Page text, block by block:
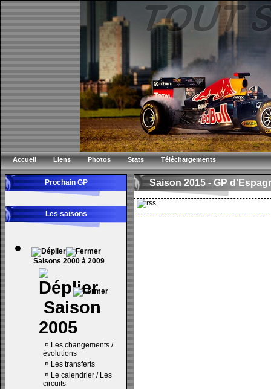
Accueil Liens Photos Stats Téléchargements
Prochain GP
Les saisons
Saisons 2000 à 2009
Saison
2005
¤ Les changements /
évolutions
¤ Les transferts
¤ Le calendrier / Les
circuits
Saison 2015 - GP